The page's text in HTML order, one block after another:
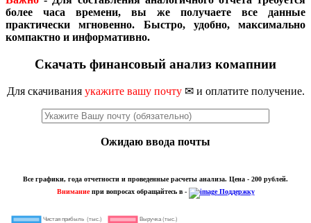
более часа времени, вы же получаете все данные
практически мгновенно. Быстро, удобно, максимально
компактно и информативно.
Скачать финансовый анализ комапнии
Для скачивания укажите вашу почту✉ и оплатите получение.
Ожидаю ввода почты
Все графики, года отчетности и проведенные расчеты анализа. Цена - 200 рублей.
Внимание при вопросах обращайтесь в - Поддержку